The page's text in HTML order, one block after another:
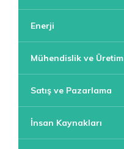
Enerji
Mühendislik ve Üretim
Satış ve Pazarlama
İnsan Kaynakları